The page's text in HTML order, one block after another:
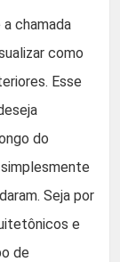
chamada
como
Esse
do
Seja por
e
de